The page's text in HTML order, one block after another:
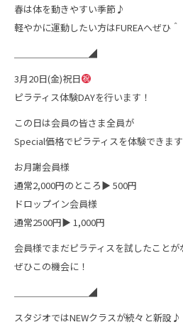
春は体を動きやすい季節♪
軽やかに運動したい方はFUREAへぜひ＾
＿＿＿＿＿＿＿＿◢
3月20日(金)祝日
ピラティス体験DAYを行います！
この日は会員の皆さま全員が
Special価格でピラティスを体験できま
お月謝会員様
通常2,000円のところ▶︎ 500円
ドロップイン会員様
通常2500円▶︎ 1,000円
会員様でまだピラティスを試したことが
ぜひこの機会に！
＿＿＿＿＿＿＿＿◢
スタジオではNEWクラスが続々と新設♪